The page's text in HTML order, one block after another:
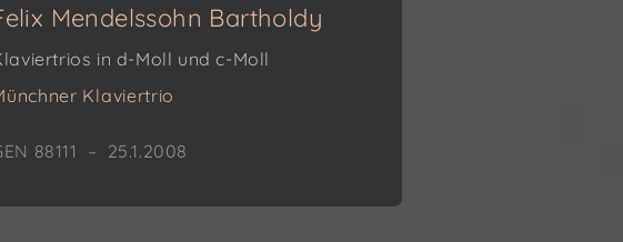
Mendelssohn Bartholdy
in d-Moll und c-Moll
Klaviertrio
88111 – 25.1.2008